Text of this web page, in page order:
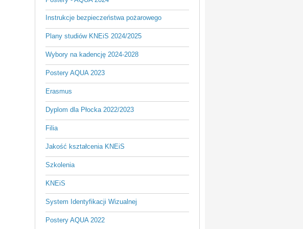
Instrukcje bezpieczeństwa pożarowego
Plany studiów KNEiS 2024/2025
Wybory na kadencję 2024-2028
Postery AQUA 2023
Erasmus
Dyplom dla Płocka 2022/2023
Filia
Jakość kształcenia KNEiS
Szkolenia
KNEiS
System Identyfikacji Wizualnej
Postery AQUA 2022